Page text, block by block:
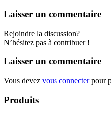
Laisser un commentaire
Rejoindre la discussion?
N’hésitez pas à contribuer !
Laisser un commentaire
Vous devez vous connecterpour
Produits